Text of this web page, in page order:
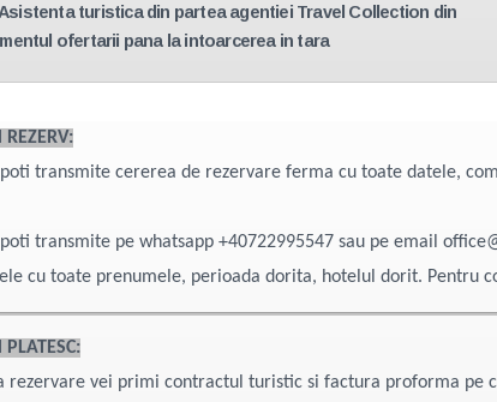
Asistenta turistica din partea agentiei Travel Collection din
ofertarii pana la intoarcerea in tara
REZERV:
transmite cererea de rezervare ferma cu toate datele,
transmite pe whatsapp +40722995547 sau pe email
cu toate prenumele, perioada dorita, hotelul dorit. Pentru
PLATESC:
rezervare vei primi contractul turistic si factura